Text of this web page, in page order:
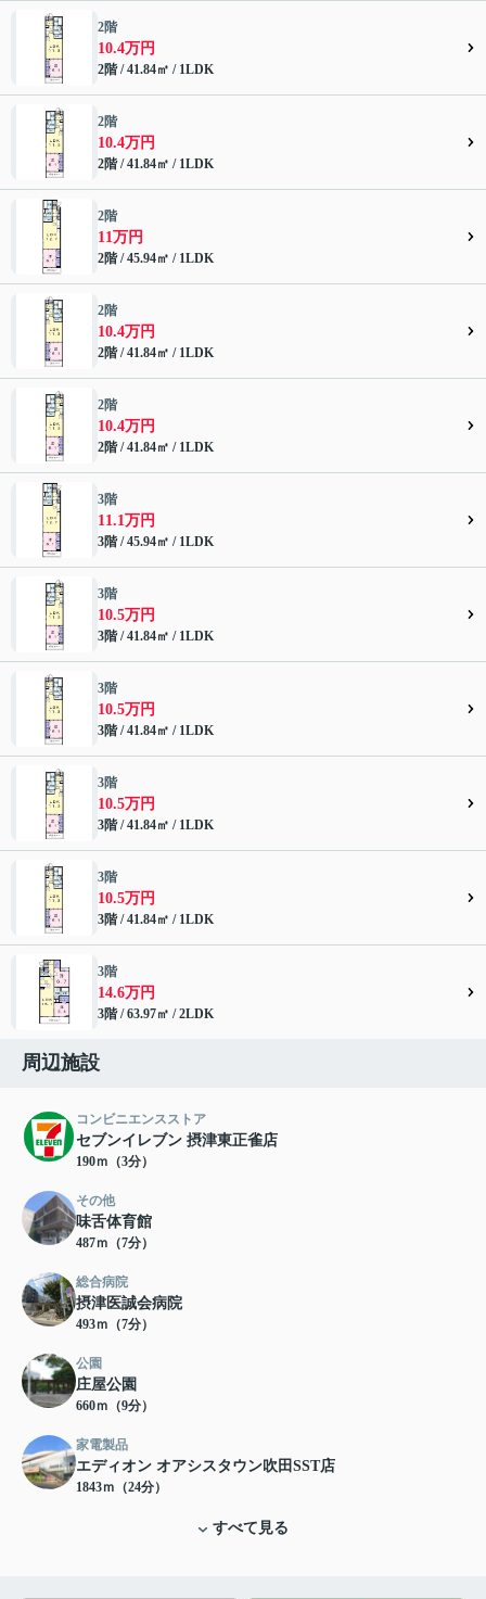
2階
10.4万円
2階 / 41.84㎡ / 1LDK
2階
10.4万円
2階 / 41.84㎡ / 1LDK
2階
11万円
2階 / 45.94㎡ / 1LDK
2階
10.4万円
2階 / 41.84㎡ / 1LDK
2階
10.4万円
2階 / 41.84㎡ / 1LDK
3階
11.1万円
3階 / 45.94㎡ / 1LDK
3階
10.5万円
3階 / 41.84㎡ / 1LDK
3階
10.5万円
3階 / 41.84㎡ / 1LDK
3階
10.5万円
3階 / 41.84㎡ / 1LDK
3階
10.5万円
3階 / 41.84㎡ / 1LDK
3階
14.6万円
3階 / 63.97㎡ / 2LDK
周辺施設
コンビニエンスストア
セブンイレブン 摂津東正雀店
190ｍ（3分）
その他
味舌体育館
487ｍ（7分）
総合病院
摂津医誠会病院
493ｍ（7分）
公園
庄屋公園
660ｍ（9分）
家電製品
エディオン オアシスタウン吹田SST店
1843ｍ（24分）
すべて見る